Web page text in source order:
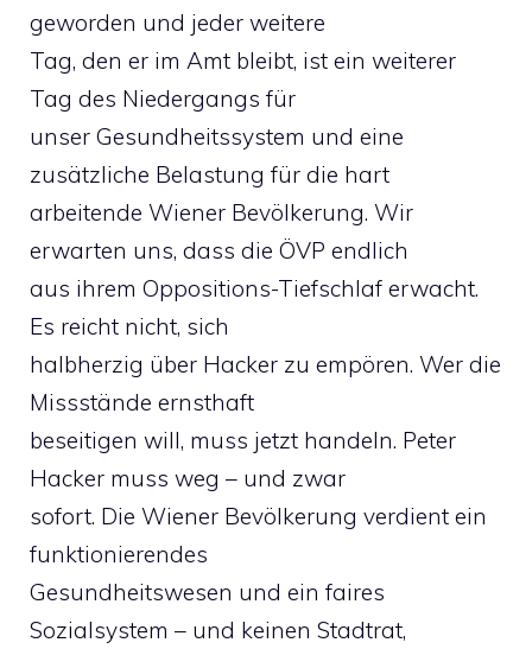
geworden und jeder weitere
Tag, den er im Amt bleibt, ist ein weiterer
Tag des Niedergangs für
unser Gesundheitssystem und eine
zusätzliche Belastung für die hart
arbeitende Wiener Bevölkerung. Wir
erwarten uns, dass die ÖVP endlich
aus ihrem Oppositions-Tiefschlaf erwacht.
Es reicht nicht, sich
halbherzig über Hacker zu empören. Wer die
Missstände ernsthaft
beseitigen will, muss jetzt handeln. Peter
Hacker muss weg – und zwar
sofort. Die Wiener Bevölkerung verdient ein
funktionierendes
Gesundheitswesen und ein faires
Sozialsystem – und keinen Stadtrat,